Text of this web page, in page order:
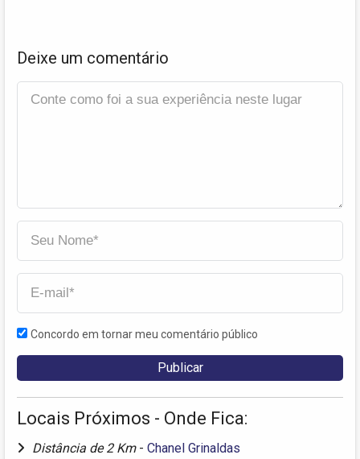
Deixe um comentário
Concordo em tornar meu comentário público
Locais Próximos - Onde Fica:
Distância de 2 Km - Chanel Grinaldas